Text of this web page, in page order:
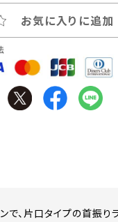
お気に入りに追加
で、片口タイプの首振り